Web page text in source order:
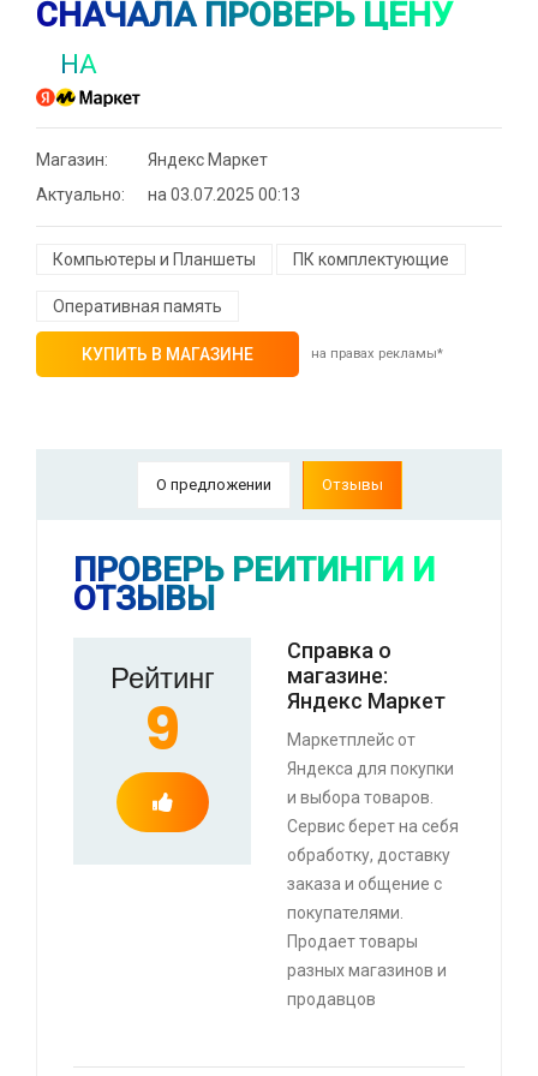
СНАЧАЛА ПРОВЕРЬ ЦЕНУ
НА
Магазин:
Яндекс Маркет
Актуально:
на 03.07.2025 00:13
Компьютеры и Планшеты ПК комплектующие
Оперативная память
КУПИТЬ В МАГАЗИНЕ на правах рекламы*
О предложении Отзывы
ПРОВЕРЬ РЕЙТИНГИ И
ОТЗЫВЫ
Рейтинг
9
Справка о
магазине:
Яндекс Маркет
Маркетплейс от
Яндекса для покупки
и выбора товаров.
Сервис берет на себя
обработку, доставку
заказа и общение с
покупателями.
Продает товары
разных магазинов и
продавцов
⚡ Скидка до 25% при оплате платежной
индивидуально, возможно сработает не у
всех)
🔥 0 руб. |КУПИТЬ
⚡ Оперативная память Teamgroup Team
Group DDR5 32GB (2x16GB)
⚡ Смартфон black fox b2 2+16 Гб